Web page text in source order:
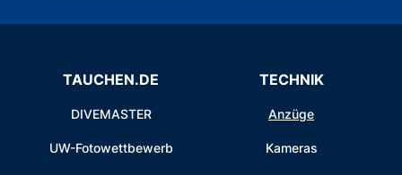
TAUCHEN.DE
DIVEMASTER
UW-Fotowettbewerb
TECHNIK
Anzüge
Kameras